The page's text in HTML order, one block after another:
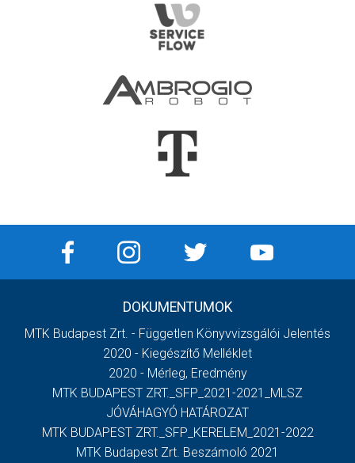
DOKUMENTUMOK
MTK Budapest Zrt. - Független Könyvvizsgálói Jelentés
2020 - Kiegészítő Melléklet
2020 - Mérleg, Eredmény
MTK BUDAPEST ZRT._SFP_2021-2021_MLSZ
JÓVÁHAGYÓ HATÁROZAT
MTK BUDAPEST ZRT._SFP_KERELEM_2021-2022
MTK Budapest Zrt. Beszámoló 2021